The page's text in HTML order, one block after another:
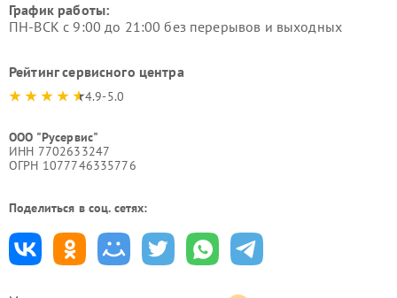
График работы:
ПН-ВСК с 9:00 до 21:00 без перерывов и выходных
Рейтинг сервисного центра
4.9-5.0
ООО "Русервис"
ИНН 7702633247
ОГРН 1077746335776
Поделиться в соц. сетях: